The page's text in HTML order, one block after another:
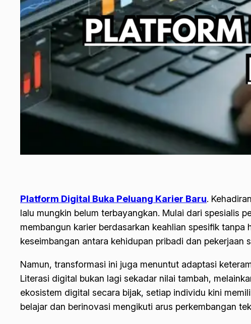
Platform Digital Buka Peluang Karier Baru.
lalu mungkin belum terbayangkan. Mulai dari spesialis
membangun karier berdasarkan keahlian spesifik
keseimbangan antara kehidupan pribadi dan pekerjaan
Namun, transformasi ini juga menuntut adaptasi
Literasi digital bukan lagi sekadar nilai tambah,
ekosistem digital secara bijak, setiap individu kini
belajar dan berinovasi mengikuti arus perkembangan